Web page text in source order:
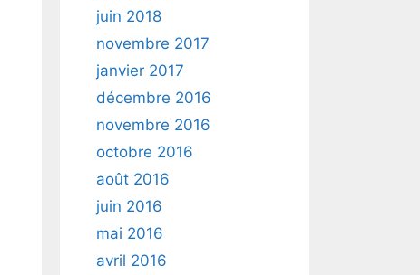
juin 2018
novembre 2017
janvier 2017
décembre 2016
novembre 2016
octobre 2016
août 2016
juin 2016
mai 2016
avril 2016